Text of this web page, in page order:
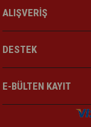
ALIŞVERİŞ
DESTEK
E-BÜLTEN KAYIT